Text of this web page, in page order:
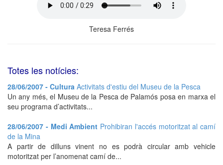
Teresa Ferrés
Totes les notícies:
28/06/2007 - Cultura Activitats d'estiu del Museu de la Pesca
Un any més, el Museu de la Pesca de Palamós posa en marxa el
seu programa d’activitats...
28/06/2007 - Medi Ambient Prohibiran l'accés motoritzat al camí
de la Mina
A partir de dilluns vinent no es podrà circular amb vehicle
motoritzat per l’anomenat camí de...